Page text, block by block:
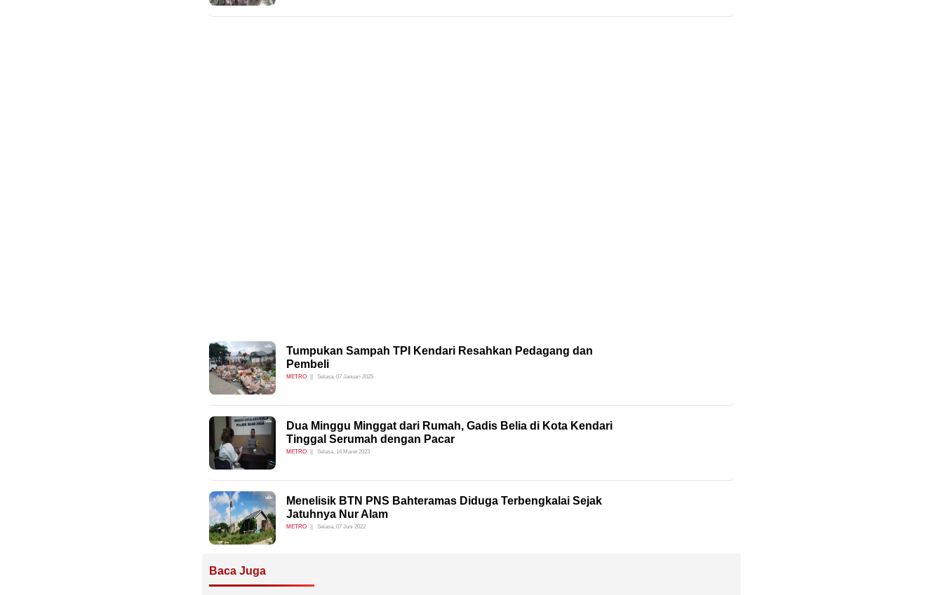
Tumpukan Sampah TPI Kendari Resahkan Pedagang dan
Pembeli
METRO Selasa, 07 Januari 2025
Dua Minggu Minggat dari Rumah, Gadis Belia di Kota Kendari
Tinggal Serumah dengan Pacar
METRO Selasa, 14 Maret 2023
Menelisik BTN PNS Bahteramas Diduga Terbengkalai Sejak
Jatuhnya Nur Alam
METRO Selasa, 07 Juni 2022
Baca Juga